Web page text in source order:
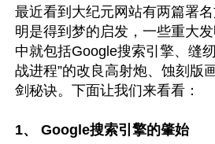
最近看到大纪元网站有两篇署
明是得到梦的启发，一些重大
中就包括Google搜索引擎、缝
战进程”的改良高射炮、蚀刻版
剑秘诀。下面让我们来看看：
1、 Google搜索引擎的肇始